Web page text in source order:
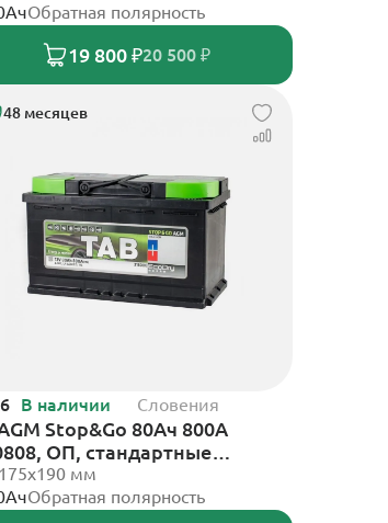
Обратная полярность
19 800 ₽20 500 ₽
48 месяцев
В наличии Словения
Stop&Go 80Ач 800А
ОП, стандартные
мм
Обратная полярность